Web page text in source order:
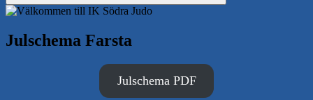
Sök
Julschema Farsta
Julschema PDF